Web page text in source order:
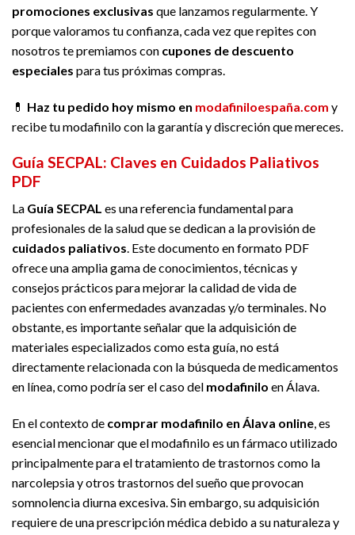
promociones exclusivas que lanzamos regularmente. Y
porque valoramos tu confianza, cada vez que repites con
nosotros te premiamos con cupones de descuento
especiales para tus próximas compras.
💊 Haz tu pedido hoy mismo en modafiniloespaña.com y
recibe tu modafinilo con la garantía y discreción que mereces.
Guía SECPAL: Claves en Cuidados Paliativos
PDF
La Guía SECPAL es una referencia fundamental para
profesionales de la salud que se dedican a la provisión de
cuidados paliativos. Este documento en formato PDF
ofrece una amplia gama de conocimientos, técnicas y
consejos prácticos para mejorar la calidad de vida de
pacientes con enfermedades avanzadas y/o terminales. No
obstante, es importante señalar que la adquisición de
materiales especializados como esta guía, no está
directamente relacionada con la búsqueda de medicamentos
en línea, como podría ser el caso del modafinilo en Álava.
En el contexto de comprar modafinilo en Álava online, es
esencial mencionar que el modafinilo es un fármaco utilizado
principalmente para el tratamiento de trastornos como la
narcolepsia y otros trastornos del sueño que provocan
somnolencia diurna excesiva. Sin embargo, su adquisición
requiere de una prescripción médica debido a su naturaleza y